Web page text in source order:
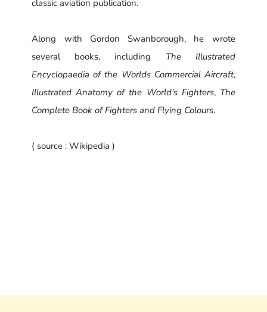
classic aviation publication.
Along with Gordon Swanborough, he wrote
several books, including The Illustrated
Encyclopaedia of the Worlds Commercial Aircraft,
Illustrated Anatomy of the World's Fighters, The
Complete Book of Fighters and Flying Colours.
( source : Wikipedia )